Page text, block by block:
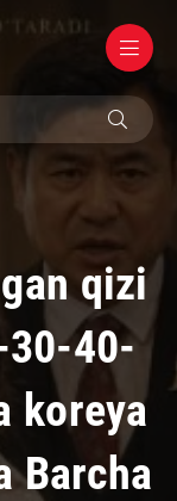
qizi
40-
koreya
Barcha